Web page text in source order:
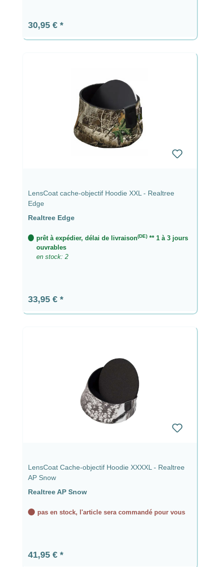
Prix régulier :
30,95 €
LensCoat cache-objectif Hoodie XXL - Realtree
Edge
Realtree Edge
prêt à expédier, délai de livraison(DE)** 1 à 3 jours
ouvrables
en stock: 2
Prix régulier :
33,95 €
LensCoat Cache-objectif Hoodie XXXXL - Realtree
AP Snow
Realtree AP Snow
pas en stock, l'article sera commandé pour vous
Prix régulier :
41,95 €